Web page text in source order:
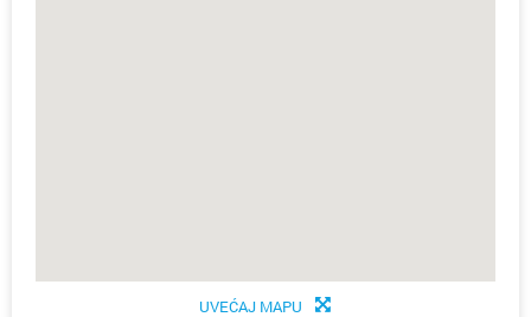
UVEĆAJ MAPU